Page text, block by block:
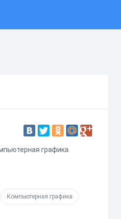
графика
Компьютерная графика